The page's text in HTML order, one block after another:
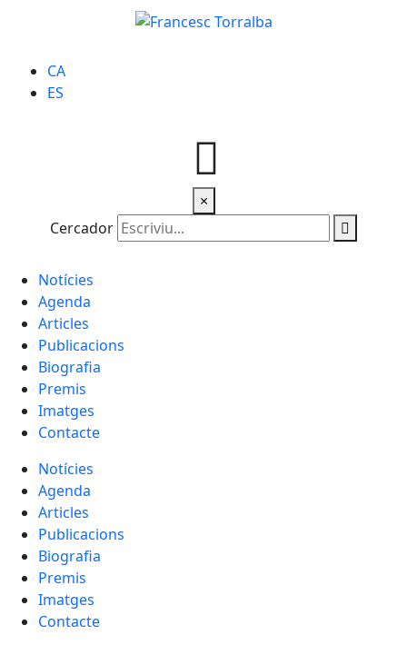
CA
ES
×
Cercador
Notícies
Agenda
Articles
Publicacions
Biografia
Premis
Imatges
Contacte
Notícies
Agenda
Articles
Publicacions
Biografia
Premis
Imatges
Contacte